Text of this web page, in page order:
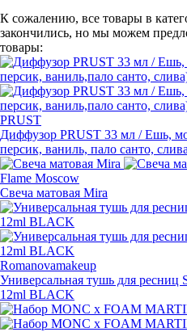
К сожалению, все товары в
закончились, но мы можем
товары:
PRUST
Диффузор PRUST 33 мл / Ешь,
персик, ваниль, пало санто,
Flame Moscow
Свеча матовая Mira
Romanovamakeup
Универсальная тушь для ресниц
12ml BLACK